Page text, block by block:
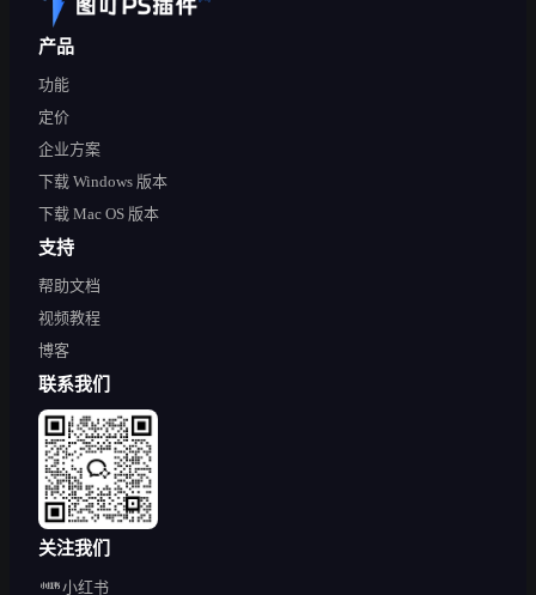
产品
功能
定价
企业方案
下载 Windows 版本
下载 Mac OS 版本
支持
帮助文档
视频教程
博客
联系我们
关注我们
小红书